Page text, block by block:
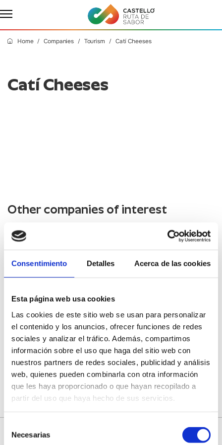
Consentimiento Detalles Acerca de las cookies
Esta página web usa cookies
Las cookies de este sitio web se usan para personalizar
el contenido y los anuncios, ofrecer funciones de redes
sociales y analizar el tráfico. Además, compartimos
información sobre el uso que haga del sitio web con
nuestros partners de redes sociales, publicidad y análisis
web, quienes pueden combinarla con otra información
que les haya proporcionado o que hayan recopilado a
partir del uso que haya hecho de sus servicios.
Necesarias
Home Companies Tourism Catí Cheeses
Catí Cheeses
Other companies of interest
Traiguera Tourist Office
Stadtrat von Morella
Office du tourisme de Morella